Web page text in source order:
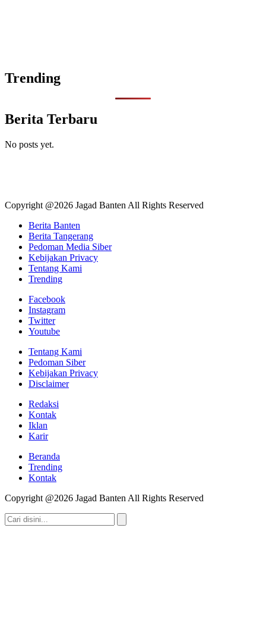
Trending
Berita Terbaru
No posts yet.
Copyright @2026 Jagad Banten All Rights Reserved
Berita Banten
Berita Tangerang
Pedoman Media Siber
Kebijakan Privacy
Tentang Kami
Trending
Facebook
Instagram
Twitter
Youtube
Tentang Kami
Pedoman Siber
Kebijakan Privacy
Disclaimer
Redaksi
Kontak
Iklan
Karir
Beranda
Trending
Kontak
Copyright @2026 Jagad Banten All Rights Reserved